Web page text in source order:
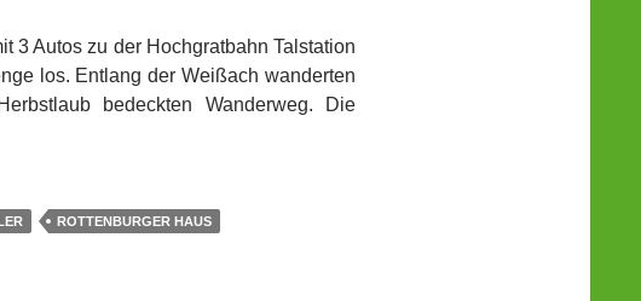
3 Autos zu der Hochgratbahn Talstation
los. Entlang der Weißach wanderten
bedeckten Wanderweg. Die
ROTTENBURGER HAUS